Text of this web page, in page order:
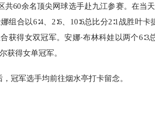
共60余名顶尖网球选手赴九江参赛。在当
组合以6∶4、2∶6、10∶6总比分2∶1战胜叶
获得女双冠军。安娜·布林科娃以两个6∶3
获得女单冠军。
冠军选手均前往烟水亭打卡留念。